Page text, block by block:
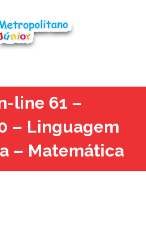
line 61 –
– Linguagem
– Matemática